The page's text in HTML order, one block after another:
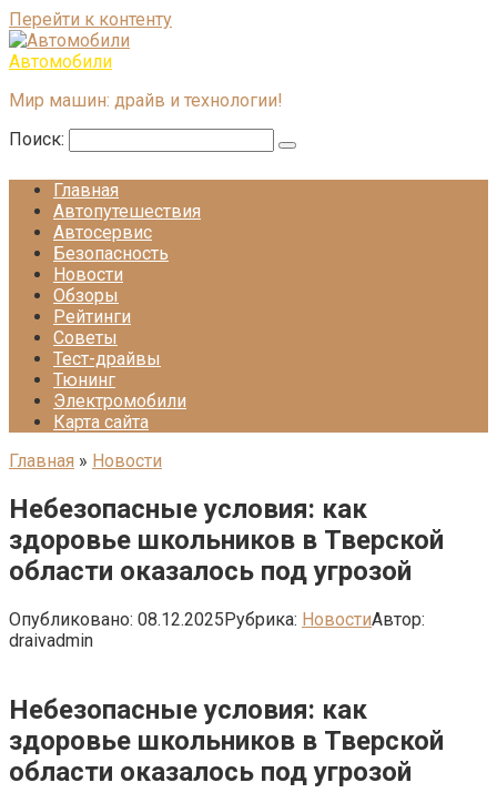
Перейти к контенту
Автомобили
Мир машин: драйв и технологии!
Поиск:
Главная
Автопутешествия
Автосервис
Безопасность
Новости
Обзоры
Рейтинги
Советы
Тест-драйвы
Тюнинг
Электромобили
Карта сайта
Главная » Новости
Небезопасные условия: как
здоровье школьников в Тверской
области оказалось под угрозой
Опубликовано: 08.12.2025Рубрика: НовостиАвтор:
draivadmin
Небезопасные условия: как
здоровье школьников в Тверской
области оказалось под угрозой